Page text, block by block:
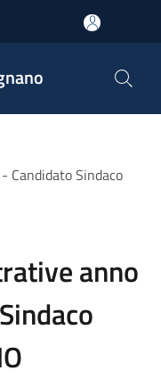
Candidato Sindaco
anno